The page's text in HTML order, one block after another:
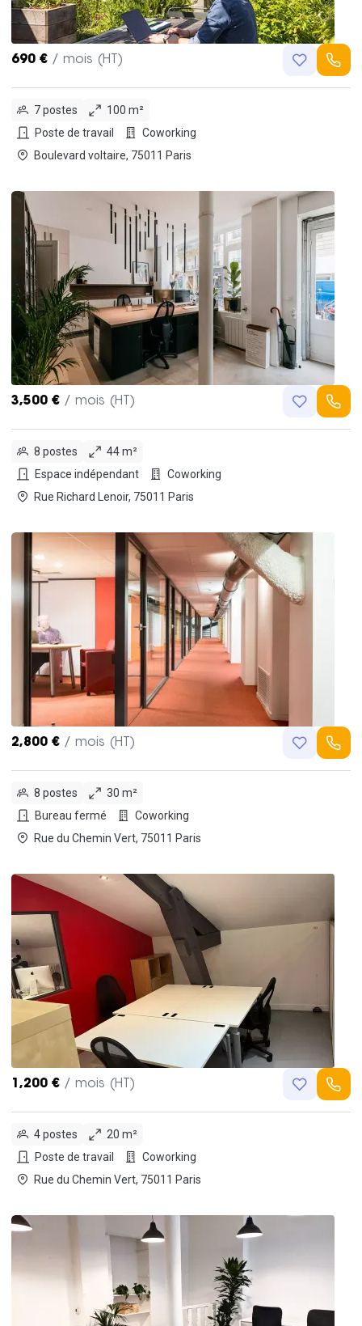
690 € / mois (HT)
7 postes
100 m²
Poste de travail
Coworking
Boulevard voltaire, 75011 Paris
3,500 € / mois (HT)
8 postes
44 m²
Espace indépendant
Coworking
Rue Richard Lenoir, 75011 Paris
2,800 € / mois (HT)
8 postes
30 m²
Bureau fermé
Coworking
Rue du Chemin Vert, 75011 Paris
1,200 € / mois (HT)
4 postes
20 m²
Poste de travail
Coworking
Rue du Chemin Vert, 75011 Paris